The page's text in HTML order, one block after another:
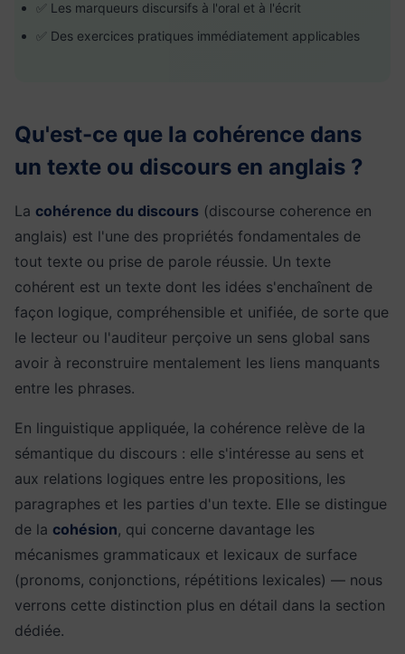
✅ Les marqueurs discursifs à l'oral et à l'écrit
✅ Des exercices pratiques immédiatement applicables
Qu'est-ce que la cohérence dans
un texte ou discours en anglais ?
La cohérence du discours (discourse coherence en
anglais) est l'une des propriétés fondamentales de
tout texte ou prise de parole réussie. Un texte
cohérent est un texte dont les idées s'enchaînent de
façon logique, compréhensible et unifiée, de sorte que
le lecteur ou l'auditeur perçoive un sens global sans
avoir à reconstruire mentalement les liens manquants
entre les phrases.
En linguistique appliquée, la cohérence relève de la
sémantique du discours : elle s'intéresse au sens et
aux relations logiques entre les propositions, les
paragraphes et les parties d'un texte. Elle se distingue
de la cohésion, qui concerne davantage les
mécanismes grammaticaux et lexicaux de surface
(pronoms, conjonctions, répétitions lexicales) — nous
verrons cette distinction plus en détail dans la section
dédiée.